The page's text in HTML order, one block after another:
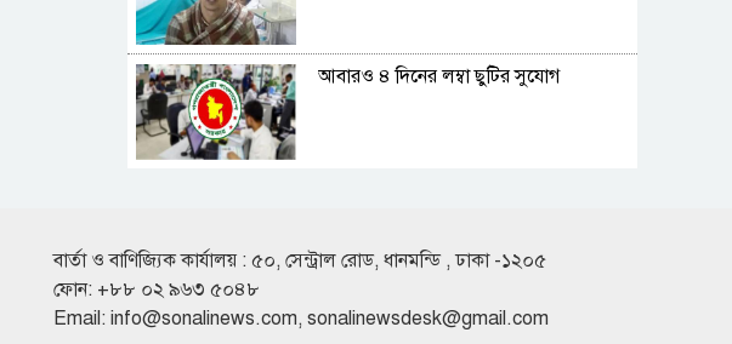
আবারও ৪ দিনের লম্বা ছুটির সুযোগ
জ্বালানি সংকট মোকাবিলায় সরকার সর্বোচ্চ
চেষ্টা করছে: প্রধানমন্ত্রী
বার্তা ও বাণিজ্যিক কার্যালয় : ৫০, সেন্ট্রাল রোড, ধানমন্ডি , ঢাকা -১২০৫
ফোন: +৮৮ ০২ ৯৬৩ ৫০৪৮
Email: info@sonalinews.com, sonalinewsdesk@gmail.com